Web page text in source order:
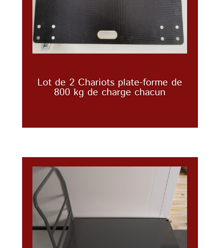
Lot de 2 Chariots plate-forme de
800 kg de charge chacun